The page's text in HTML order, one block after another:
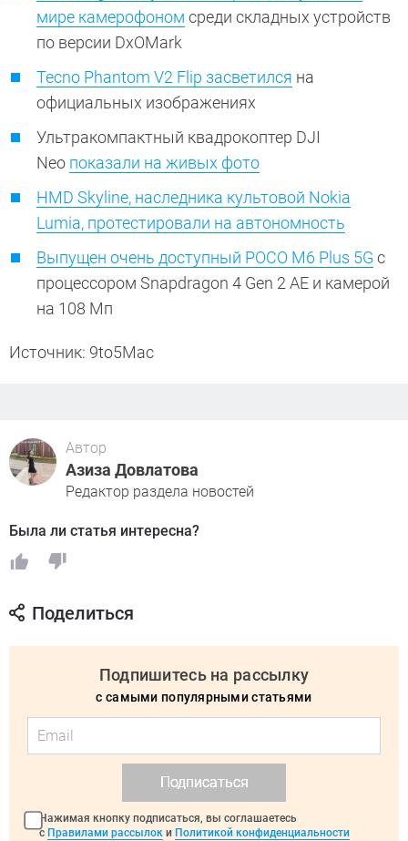
мире камерофоном среди складных устройств
по версии DxOMark
Tecno Phantom V2 Flip засветился на
официальных изображениях
Ультракомпактный квадрокоптер DJI
Neo показали на живых фото
HMD Skyline, наследника культовой Nokia
Lumia, протестировали на автономность
Выпущен очень доступный POCO M6 Plus 5G с
процессором Snapdragon 4 Gen 2 AE и камерой
на 108 Мп
Источник: 9to5Mac
Автор
Азиза Довлатова
Редактор раздела новостей
Была ли статья интересна?
Поделиться
Подпишитесь на рассылку
с самыми популярными статьями
Подписаться
Нажимая кнопку подписаться, вы соглашаетесь
с Правилами рассылок и Политикой конфиденциальности